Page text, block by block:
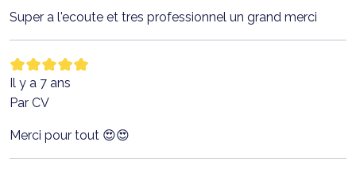
Super a l'ecoute et tres professionnel un grand merci
Il y a 7 ans
Par CV
Merci pour tout 😍😍